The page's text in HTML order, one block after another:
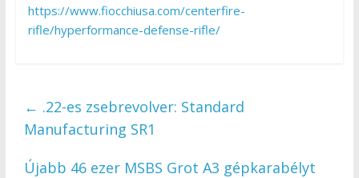
https://www.fiocchiusa.com/centerfire-
rifle/hyperformance-defense-rifle/
← .22-es zsebrevolver: Standard
Manufacturing SR1
Újabb 46 ezer MSBS Grot A3 gépkarabélyt